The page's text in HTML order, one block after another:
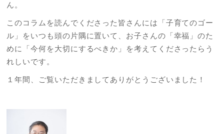
ん。
このコラムを読んでくださった皆さんには「子育てのゴー
ル」をいつも頭の片隅に置いて、お子さんの「幸福」のた
めに「今何を大切にするべきか」を考えてくださったらう
れしいです。
１年間、ご覧いただきましてありがとうございました！